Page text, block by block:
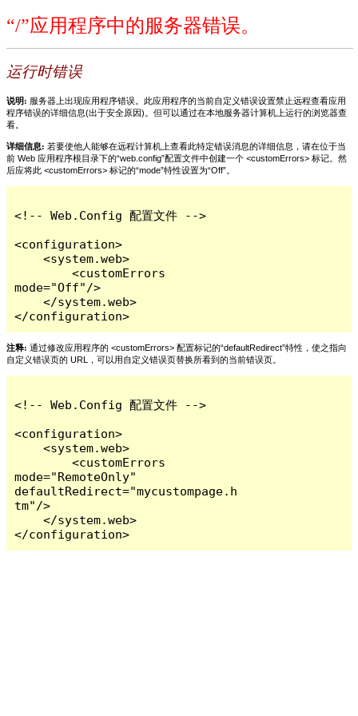
“/”应用程序中的服务器错误。
运行时错误
说明: 服务器上出现应用程序错误。此应用程序的当前自定义错误设置禁止远程查看应用
程序错误的详细信息(出于安全原因)。但可以通过在本地服务器计算机上运行的浏览器查
看。
详细信息: 若要使他人能够在远程计算机上查看此特定错误消息的详细信息，请在位于当
前 Web 应用程序根目录下的“web.config”配置文件中创建一个 <customErrors> 标记。然
后应将此 <customErrors> 标记的“mode”特性设置为“Off”。
<!-- Web.Config 配置文件 -->
<configuration>
    <system.web>
        <customErrors
mode="Off"/>
    </system.web>
</configuration>
注释: 通过修改应用程序的 <customErrors> 配置标记的“defaultRedirect”特性，使之指向
自定义错误页的 URL，可以用自定义错误页替换所看到的当前错误页。
<!-- Web.Config 配置文件 -->
<configuration>
    <system.web>
        <customErrors
mode="RemoteOnly"
defaultRedirect="mycustompage.h
tm"/>
    </system.web>
</configuration>